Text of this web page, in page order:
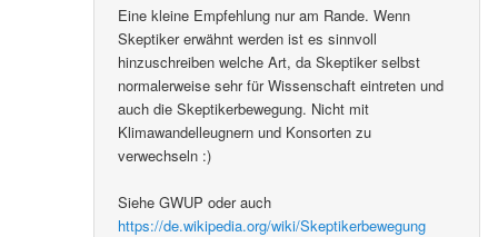
Eine kleine Empfehlung nur am Rande. Wenn
Skeptiker erwähnt werden ist es sinnvoll
hinzuschreiben welche Art, da Skeptiker selbst
normalerweise sehr für Wissenschaft eintreten und
auch die Skeptikerbewegung. Nicht mit
Klimawandelleugnern und Konsorten zu
verwechseln :)
Siehe GWUP oder auch
https://de.wikipedia.org/wiki/Skeptikerbewegung